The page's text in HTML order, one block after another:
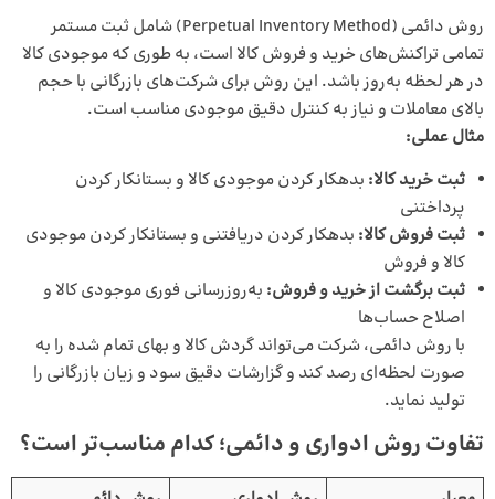
روش دائمی (Perpetual Inventory Method) شامل ثبت مستمر
تمامی تراکنش‌های خرید و فروش کالا است، به طوری که موجودی کالا
در هر لحظه به‌روز باشد. این روش برای شرکت‌های بازرگانی با حجم
بالای معاملات و نیاز به کنترل دقیق موجودی مناسب است.
مثال عملی:
ثبت خرید کالا: بدهکار کردن موجودی کالا و بستانکار کردن
پرداختنی
ثبت فروش کالا: بدهکار کردن دریافتنی و بستانکار کردن موجودی
کالا و فروش
ثبت برگشت از خرید و فروش: به‌روزرسانی فوری موجودی کالا و
اصلاح حساب‌ها
با روش دائمی، شرکت می‌تواند گردش کالا و بهای تمام‌ شده را به
صورت لحظه‌ای رصد کند و گزارشات دقیق سود و زیان بازرگانی را
تولید نماید.
تفاوت روش ادواری و دائمی؛ کدام مناسب‌تر است؟